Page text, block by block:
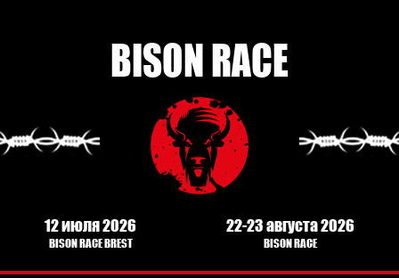
BISON RACE
12 июля 2026
BISON RACE BREST
22-23 августа 2026
BISON RACE